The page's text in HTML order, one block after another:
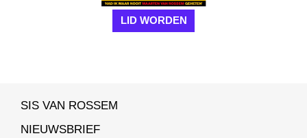
LID WORDEN
SIS VAN ROSSEM
NIEUWSBRIEF